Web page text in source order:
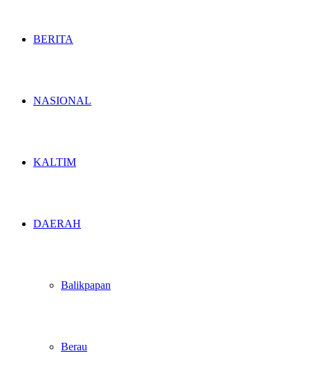
BERITA
NASIONAL
KALTIM
DAERAH
Balikpapan
Berau